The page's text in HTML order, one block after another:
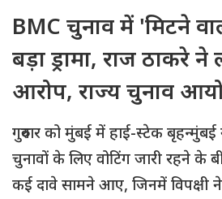
BMC चुनाव में 'मिटने
बड़ा ड्रामा, राज ठाकरे
आरोप, राज्य चुनाव
गुरुवार को मुंबई में हाई-स्टेक
चुनावों के लिए वोटिंग जारी रहने के
कई दावे सामने आए, जिनमें विपक्षी